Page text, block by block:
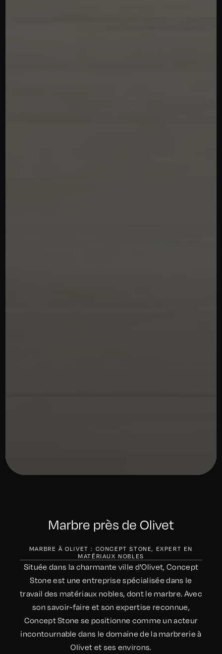
Marbre près de Olivet
MARBRE À OLIVET : CONCEPT STONE, EXPERT EN
MATÉRIAUX NOBLES
Située dans la charmante ville d'Olivet, Concept
Stone est une entreprise spécialisée dans le
travail des matériaux nobles, dont le marbre. Avec
son savoir-faire et son expertise reconnue,
Concept Stone se positionne comme un acteur
incontournable dans le domaine de la marbrerie à
Olivet et ses environs.